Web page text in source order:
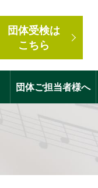
団体受検は
こちら
団体ご担当者様へ